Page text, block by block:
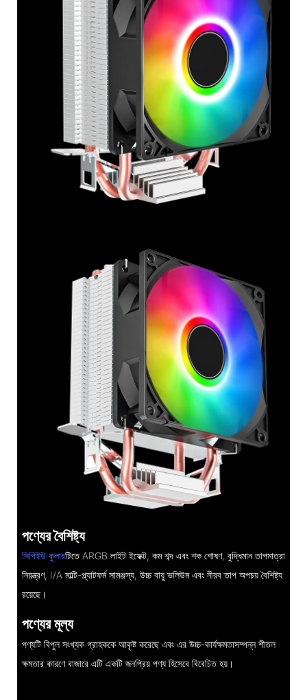
পণ্যের বৈশিষ্ট্য
সিপিইউ কুলারটিতে ARGB লাইট ইফেক্ট, কম শব্দ এবং শক শোষণ, বুদ্ধিমান তাপমাত্রা
নিয়ন্ত্রণ, I/A মাল্টি-প্ল্যাটফর্ম সামঞ্জস্য, উচ্চ বায়ু ভলিউম এবং নীরব তাপ অপচয় বৈশিষ্ট্য
রয়েছে।
পণ্যের মূল্য
পণ্যটি বিপুল সংখ্যক গ্রাহককে আকৃষ্ট করেছে এবং এর উচ্চ-কার্যক্ষমতাসম্পন্ন শীতল
ক্ষমতার কারণে বাজারে এটি একটি জনপ্রিয় পণ্য হিসেবে বিবেচিত হয়।